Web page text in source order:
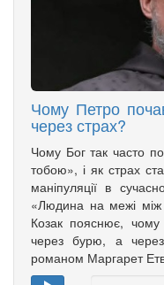
Чому Петро
через страх?
Чому Бог так часто
тобою», і як страх
маніпуляції в
«Людина на межі між
Козак пояснює,
через бурю, а
романом Маргарет